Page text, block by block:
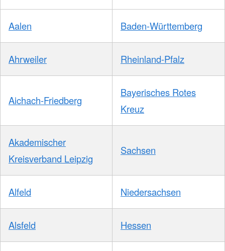
Aalen Baden-Württemberg
Ahrweiler Rheinland-Pfalz
Aichach-Friedberg
Bayerisches Rotes
Kreuz
Akademischer
Kreisverband Leipzig
Sachsen
Alfeld Niedersachsen
Alsfeld Hessen